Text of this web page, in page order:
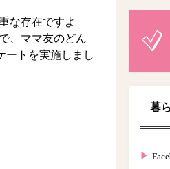
な存在ですよ
、ママ友のどん
ートを実施しまし
暮